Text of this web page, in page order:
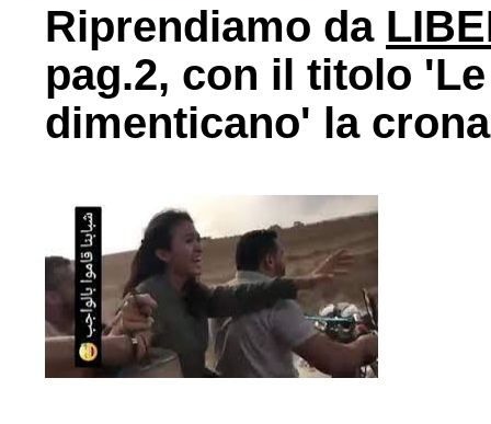
Riprendiamo da
pag.2, con il titolo
dimenticano' la